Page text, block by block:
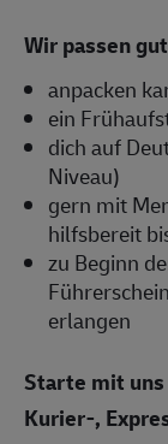
Wir passen
anpacken
ein
dich auf
Niveau)
gern mit
hilfsbereit
zu Beginn
erlangen
Starte mit
Kurier-,